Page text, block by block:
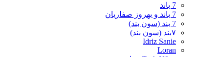
7 باند
7 باند و بهروز صفاریان
7 بند (سون بند)
۷بند (سون بند)
Idriz Sanie
Loran